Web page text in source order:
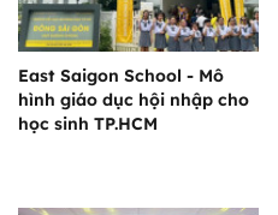
East Saigon School - Mô
hình giáo dục hội nhập cho
học sinh TP.HCM